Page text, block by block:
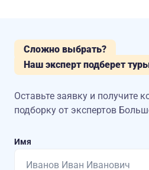
Сложно выбрать?
Наш эксперт подберет
Оставьте заявку и получите
подборку от экспертов
Имя